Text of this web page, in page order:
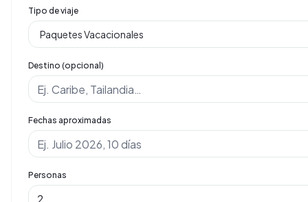
Tipo de viaje
Destino (opcional)
Fechas aproximadas
Personas